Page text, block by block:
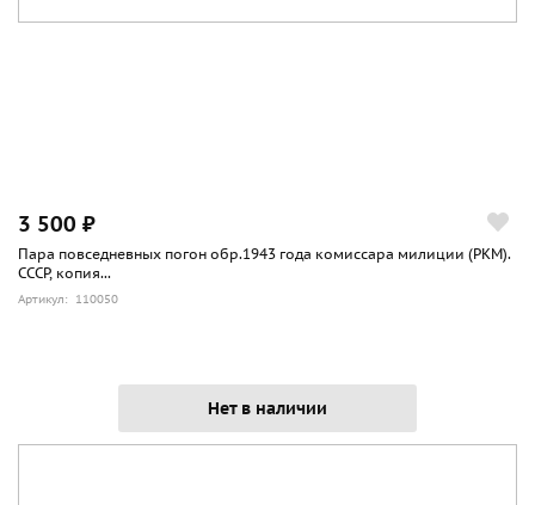
3 500 ₽
Пара повседневных погон обр.1943 года комиссара милиции (РКМ).
СССР, копия...
Артикул: 110050
Нет в наличии